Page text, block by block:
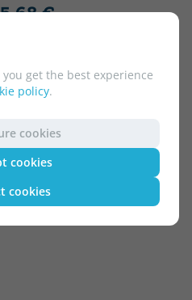
get the best experience
policy.
cookies
cookies
cookies
€